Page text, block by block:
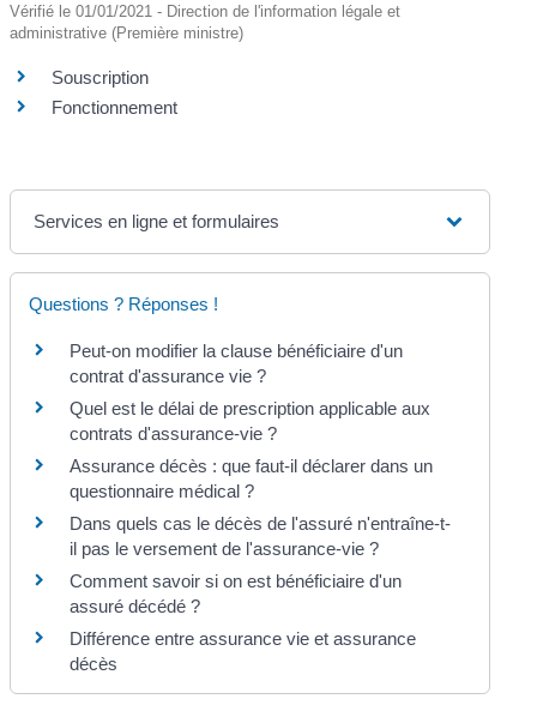
Vérifié le 01/01/2021 - Direction de l'information légale et
administrative (Première ministre)
Souscription
Fonctionnement
Services en ligne et formulaires
Questions ? Réponses !
Peut-on modifier la clause bénéficiaire d'un
contrat d'assurance vie ?
Quel est le délai de prescription applicable aux
contrats d'assurance-vie ?
Assurance décès : que faut-il déclarer dans un
questionnaire médical ?
Dans quels cas le décès de l'assuré n'entraîne-t-
il pas le versement de l'assurance-vie ?
Comment savoir si on est bénéficiaire d'un
assuré décédé ?
Différence entre assurance vie et assurance
décès